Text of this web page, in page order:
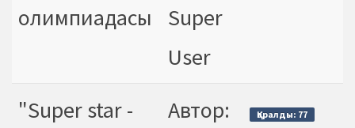
олимпиадасы
Super
User
"Super star -
Автор:
Қаралды: 77